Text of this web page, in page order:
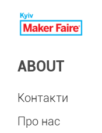
ABOUT
Контакти
Про нас